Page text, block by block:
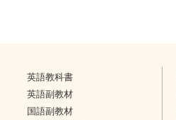
英語教科書
英語副教材
国語副教材